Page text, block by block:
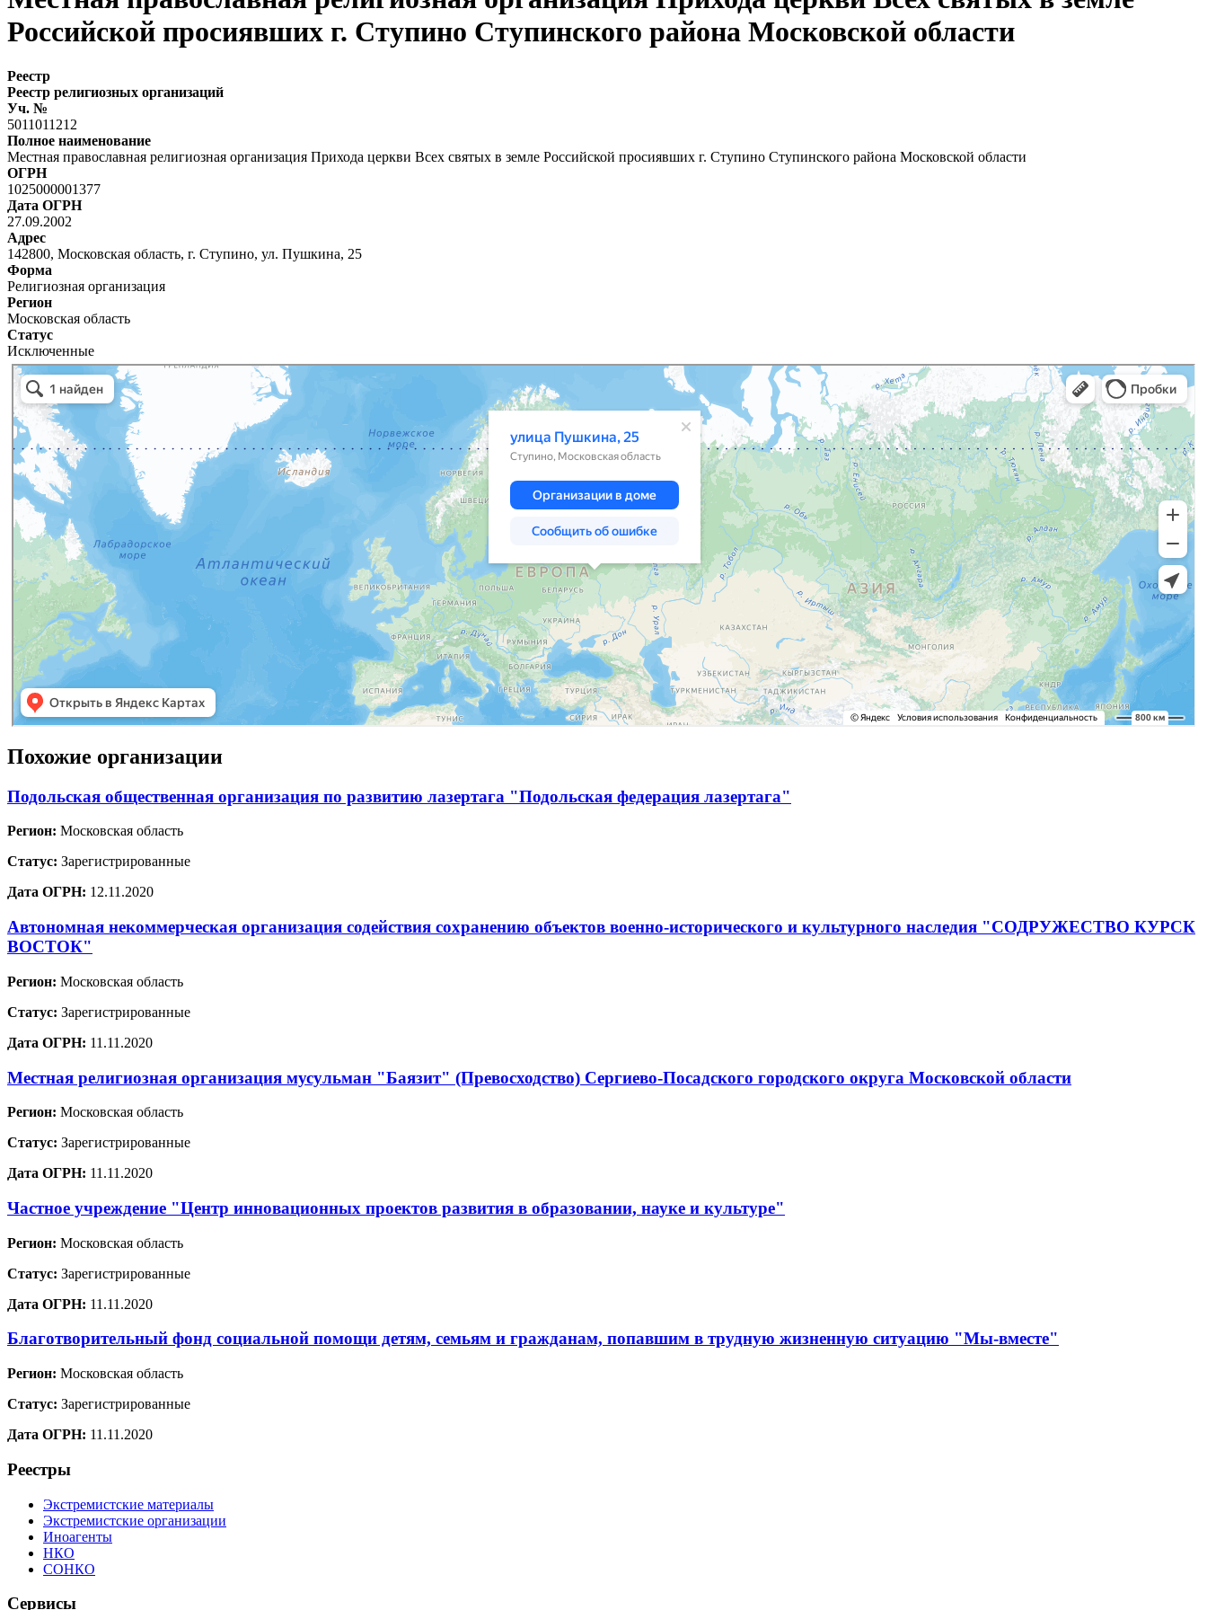
Российской просиявших г. Ступино Ступинского района Московской области
Реестр
Реестр религиозных организаций
Уч. №
5011011212
Полное наименование
Местная православная религиозная организация Прихода церкви Всех святых в земле Российской просиявших г. Ступино Ступинского района Московской области
ОГРН
1025000001377
Дата ОГРН
27.09.2002
Адрес
142800, Московская область, г. Ступино, ул. Пушкина, 25
Форма
Религиозная организация
Регион
Московская область
Статус
Исключенные
Похожие организации
Подольская общественная организация по развитию лазертага "Подольская федерация лазертага"
Регион: Московская область
Статус: Зарегистрированные
Дата ОГРН: 12.11.2020
Автономная некоммерческая организация содействия сохранению объектов военно-исторического и культурного наследия "СОДРУЖЕСТВО КУРСК
ВОСТОК"
Регион: Московская область
Статус: Зарегистрированные
Дата ОГРН: 11.11.2020
Местная религиозная организация мусульман "Баязит" (Превосходство) Сергиево-Посадского городского округа Московской области
Регион: Московская область
Статус: Зарегистрированные
Дата ОГРН: 11.11.2020
Частное учреждение "Центр инновационных проектов развития в образовании, науке и культуре"
Регион: Московская область
Статус: Зарегистрированные
Дата ОГРН: 11.11.2020
Благотворительный фонд социальной помощи детям, семьям и гражданам, попавшим в трудную жизненную ситуацию "Мы-вместе"
Регион: Московская область
Статус: Зарегистрированные
Дата ОГРН: 11.11.2020
Реестры
Экстремистские материалы
Экстремистские организации
Иноагенты
НКО
СОНКО
Сервисы